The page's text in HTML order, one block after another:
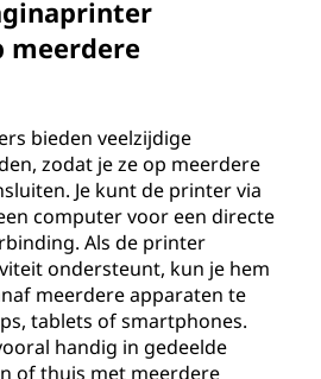
meerdere
bieden veelzijdige
zodat je ze op meerdere
Je kunt de printer via
computer voor een directe
Als de printer
ondersteunt, kun je hem
meerdere apparaten te
tablets of smartphones.
handig in gedeelde
of thuis met meerdere